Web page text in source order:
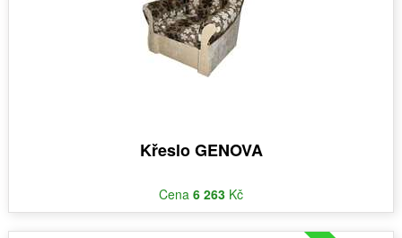
Křeslo GENOVA
Cena 6 263 Kč